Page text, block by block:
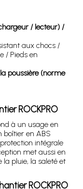
/ lecteur) /
aux chocs /
/ Pieds en
poussière (norme
ROCKPRO
à un usage en
boîtier en ABS
intégrale
met aussi en
pluie, la saleté et
ROCKPRO